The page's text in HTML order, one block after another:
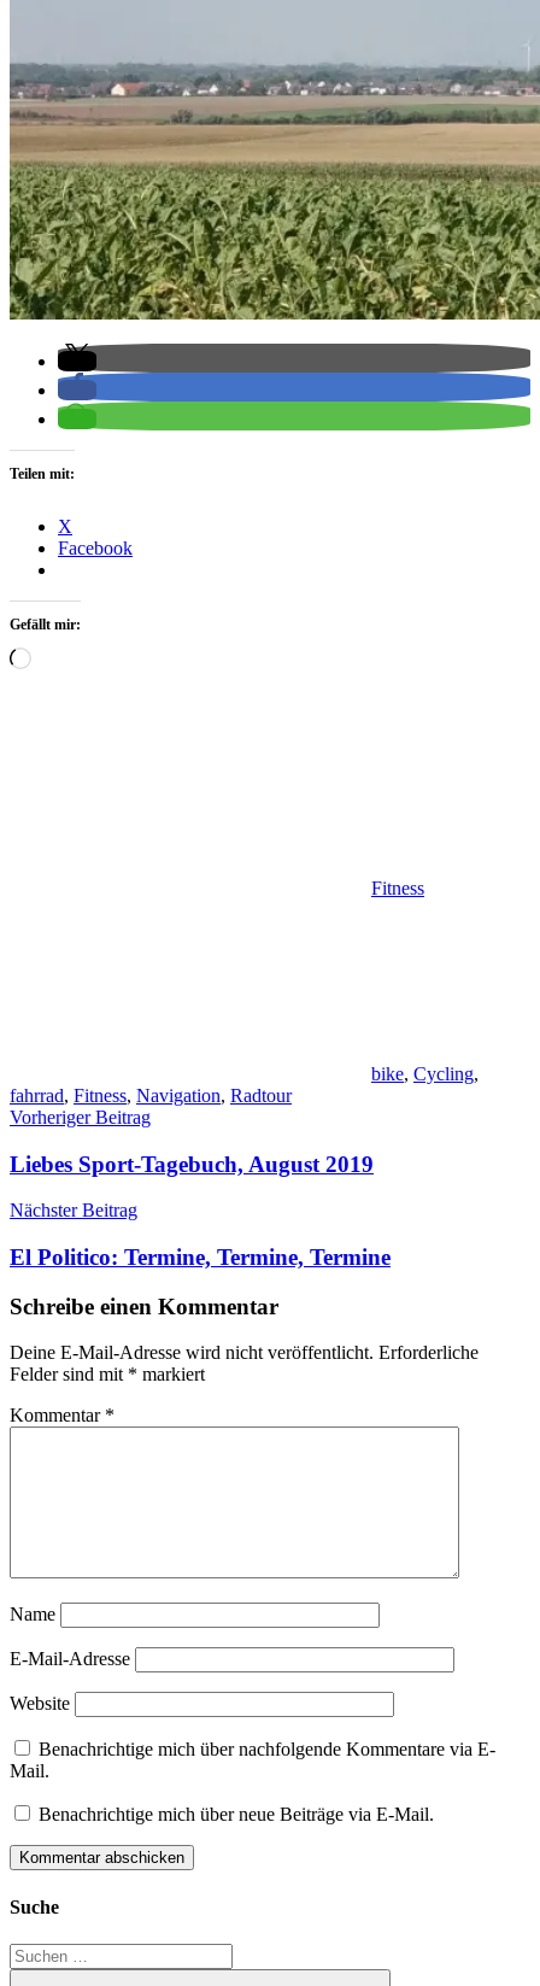
Teilen mit:
X
Facebook
Gefällt mir:
Wird
Fitness
bike, Cycling,
fahrrad, Fitness, Navigation, Radtour
Beitragsnavigation
Vorheriger Beitrag
Liebes Sport-Tagebuch, August 2019
Nächster Beitrag
El Politico: Termine, Termine, Termine
Schreibe einen Kommentar
Deine E-Mail-Adresse wird nicht veröffentlicht. Erforderliche
Felder sind mit * markiert
Kommentar *
Name
E-Mail-Adresse
Website
Benachrichtige mich über nachfolgende Kommentare via E-
Mail.
Benachrichtige mich über neue Beiträge via E-Mail.
Suche
Suchen
nach: